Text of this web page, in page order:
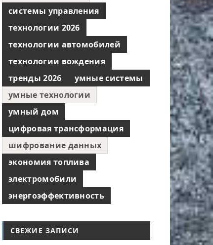
системы управления
технологии 2026
технологии автомобилей
технологии вождения
тренды 2026
умные системы
умные технологии
умный дом
цифровая трансформация
шифрование данных
экономия топлива
электромобили
энергоэффективность
СВЕЖИЕ ЗАПИСИ